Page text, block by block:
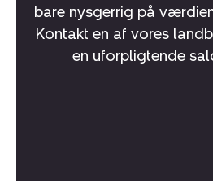
bare nysgerrig på
Kontakt en af vores
en uforpligtende